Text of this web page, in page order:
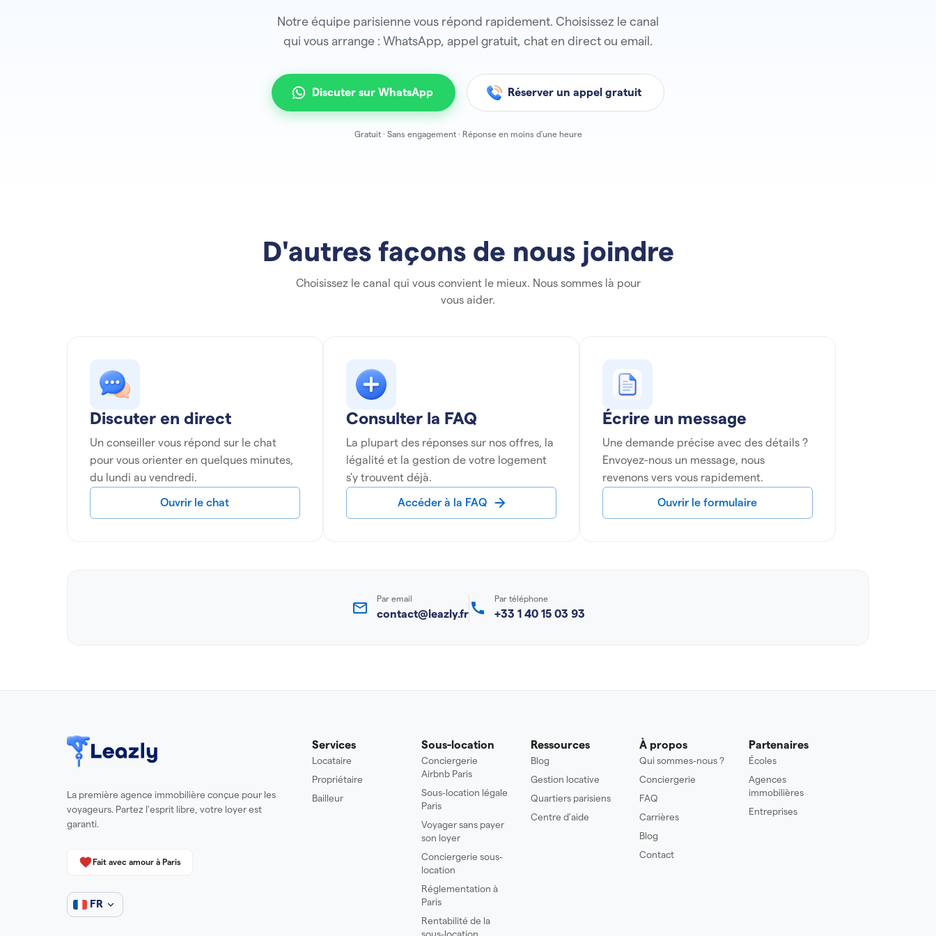
Notre équipe parisienne vous répond rapidement. Choisissez le canal
qui vous arrange : WhatsApp, appel gratuit, chat en direct ou email.
Discuter sur WhatsApp Réserver un appel gratuit
Gratuit · Sans engagement · Réponse en moins d'une heure
D'autres façons de nous joindre
Choisissez le canal qui vous convient le mieux. Nous sommes là pour
vous aider.
Discuter en direct
Un conseiller vous répond sur le chat
pour vous orienter en quelques minutes,
du lundi au vendredi.
Ouvrir le chat
Consulter la FAQ
La plupart des réponses sur nos offres, la
légalité et la gestion de votre logement
s'y trouvent déjà.
Accéder à la FAQ
Écrire un message
Une demande précise avec des détails ?
Envoyez-nous un message, nous
revenons vers vous rapidement.
Ouvrir le formulaire
Par email
contact@leazly.fr
Par téléphone
+33 1 40 15 03 93
La première agence immobilière conçue pour les
voyageurs. Partez l'esprit libre, votre loyer est
garanti.
Fait avec amour à Paris
FR
Services
Locataire
Propriétaire
Bailleur
Sous-location
Conciergerie
Airbnb Paris
Sous-location légale
Paris
Voyager sans payer
son loyer
Conciergerie sous-
location
Réglementation à
Paris
Rentabilité de la
Ressources
Blog
Gestion locative
Quartiers parisiens
Centre d'aide
À propos
Qui sommes-nous ?
Conciergerie
FAQ
Carrières
Blog
Contact
Partenaires
Écoles
Agences
immobilières
Entreprises